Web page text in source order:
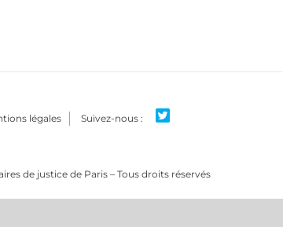
légales
de justice de Paris – Tous droits réservés